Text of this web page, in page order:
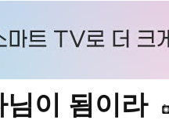
님이 됨이라